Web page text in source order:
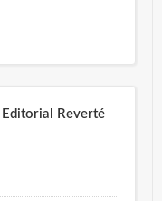
Editorial Reverté